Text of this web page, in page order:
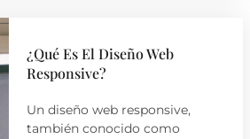
¿Qué Es El Diseño Web
Responsive?
Un diseño web responsive,
también conocido como